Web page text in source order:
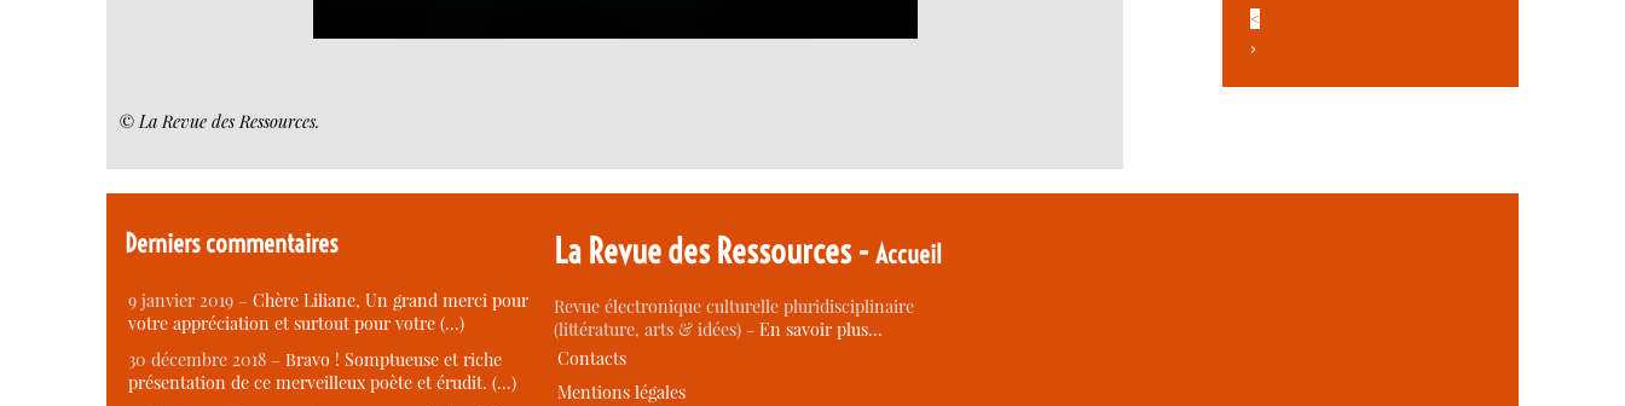
© La Revue des Ressources.
<
>
Derniers commentaires
9 janvier 2019 – Chère Liliane, Un grand merci pour
votre appréciation et surtout pour votre (…)
30 décembre 2018 – Bravo ! Somptueuse et riche
présentation de ce merveilleux poète et érudit. (…)
La Revue des Ressources -Accueil
Revue électronique culturelle pluridisciplinaire
(littérature, arts & idées) -En savoir plus…
Contacts
Mentions légales